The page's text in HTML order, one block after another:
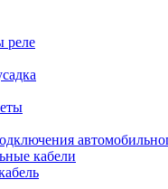
реле
кабели